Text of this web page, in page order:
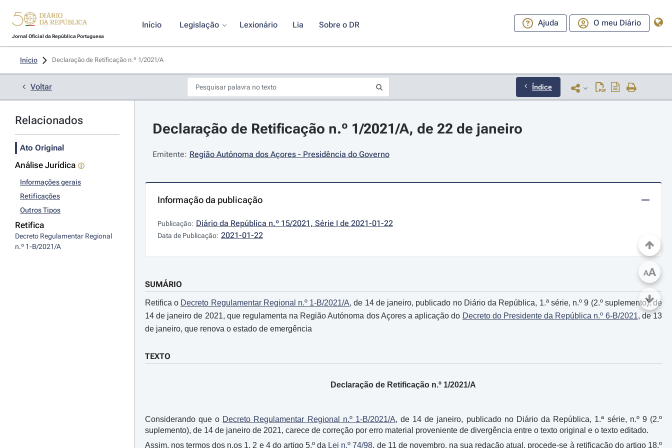
Jornal Oficial da República Portuguesa
Início Legislação Lexionário Lia Sobre o DR Ajuda O meu Diário
Início Declaração de Retificação n.º 1/2021/A
Voltar Índice
Relacionados
Ato Original
Análise Jurídica
Informações gerais
Retificações
Outros Tipos
Retifica
Decreto Regulamentar Regional
n.º 1-B/2021/A
Declaração de Retificação n.º 1/2021/A, de 22 de janeiro
Emitente: Região Autónoma dos Açores - Presidência do Governo
Informação da publicação
Publicação: Diário da República n.º 15/2021, Série I de 2021-01-22
Data de Publicação: 2021-01-22
SUMÁRIO
Retifica o Decreto Regulamentar Regional n.º 1-B/2021/A, de 14 de janeiro, publicado no Diário da República, 1.ª série, n.º 9 (2.º suplemento), de
14 de janeiro de 2021, que regulamenta na Região Autónoma dos Açores a aplicação do Decreto do Presidente da República n.º 6-B/2021, de 13
de janeiro, que renova o estado de emergência
TEXTO
Declaração de Retificação n.º 1/2021/A
Considerando que o Decreto Regulamentar Regional n.º 1-B/2021/A, de 14 de janeiro, publicado no Diário da República, 1.ª série, n.º 9 (2.º
suplemento), de 14 de janeiro de 2021, carece de correção por erro material proveniente de divergência entre o texto original e o texto editado.
Assim, nos termos dos n.os 1, 2 e 4 do artigo 5.º da Lei n.º 74/98, de 11 de novembro, na sua redação atual, procede-se à retificação do artigo 18.º
AA